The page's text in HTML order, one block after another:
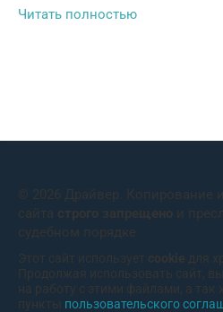
Читать полностью
© 2026 Драйвер. Копирование
сайта строго запрещено и
судебном порядке
Этот сайт использует cookie для
Продолжая использовать сайт, вы
на работу с этими файлами, а так
пункты пользовательского